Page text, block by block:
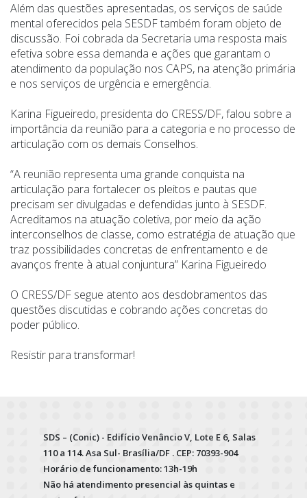
Além das questões apresentadas, os serviços de saúde
mental oferecidos pela SESDF também foram objeto de
discussão. Foi cobrada da Secretaria uma resposta mais
efetiva sobre essa demanda e ações que garantam o
atendimento da população nos CAPS, na atenção primária
e nos serviços de urgência e emergência.
Karina Figueiredo, presidenta do CRESS/DF, falou sobre a
importância da reunião para a categoria e no processo de
articulação com os demais Conselhos.
“A reunião representa uma grande conquista na
articulação para fortalecer os pleitos e pautas que
precisam ser divulgadas e defendidas junto à SESDF.
Acreditamos na atuação coletiva, por meio da ação
interconselhos de classe, como estratégia de atuação que
traz possibilidades concretas de enfrentamento e de
avanços frente à atual conjuntura” Karina Figueiredo
O CRESS/DF segue atento aos desdobramentos das
questões discutidas e cobrando ações concretas do
poder público.
Resistir para transformar!
SDS – (Conic) - Edifício Venâncio V, Lote E 6, Salas
110 a 114. Asa Sul- Brasília/DF . CEP: 70393-904
Horário de funcionamento: 13h-19h
Não há atendimento presencial às quintas e